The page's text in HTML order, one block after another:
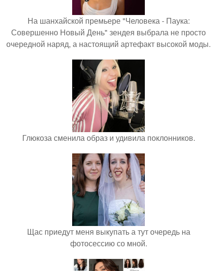
На шанхайской премьере "Человека - Паука:
Совершенно Новый День" зендея выбрала не просто
очередной наряд, а настоящий артефакт высокой моды.
Глюкоза сменила образ и удивила поклонников.
Щас приедут меня выкупать а тут очередь на
фотосессию со мной.